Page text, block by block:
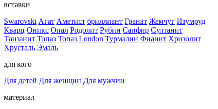
вставки
Swarovski Агат Аметист бриллиант Гранат Жемчуг Изумруд
Кварц Оникс Опал Родолит Рубин Сапфир Султанит
Танзанит Топаз Топаз London Турмалин Фианит Хризолит
Хрусталь Эмаль
для кого
Для детей Для женщин Для мужчин
материал